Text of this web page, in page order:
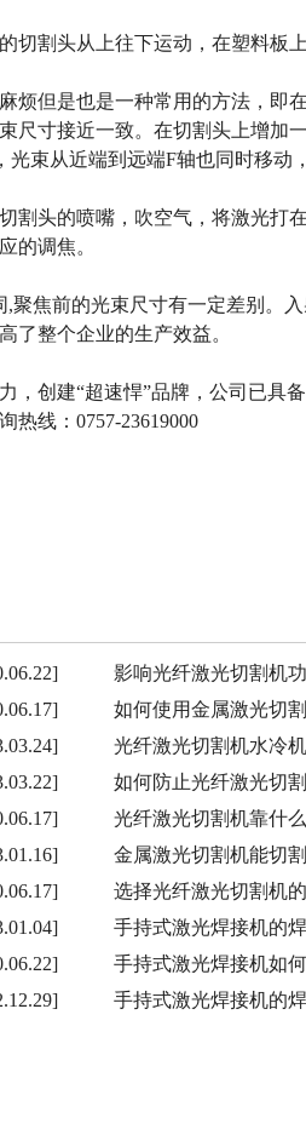
头从上往下运动，在塑料板上
但是也是一种常用的方法，即
尺寸接近一致。在切割头上增加
束从近端到远端F轴也同时移动
头的喷嘴，吹空气，将激光打
的调焦。
前的光束尺寸有一定差别。
了整个企业的生产效益。
创建“超速悍”品牌，公司已具
热线：0757-23619000
影响光纤激光切割机
如何使用金属激光切
光纤激光切割机水冷
如何防止光纤激光切
光纤激光切割机靠什
金属激光切割机能切
选择光纤激光切割机
手持式激光焊接机的
手持式激光焊接机如
手持式激光焊接机的